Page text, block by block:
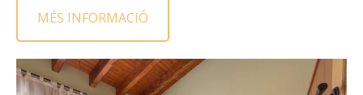
MÉS INFORMACIÓ